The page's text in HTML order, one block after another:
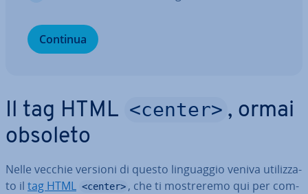
Continua
Il tag HTML <center> , ormai
obsoleto
Nelle vecchie versioni di questo lin­guag­gio veniva uti­liz­za­
to il tag HTML <center> , che ti mo­stre­re­mo qui per com­